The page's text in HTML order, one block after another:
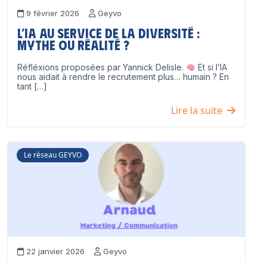
9 février 2026 Geyvo
L’IA au service de la diversité :
mythe ou réalité ?
Réfléxions proposées par Yannick Delisle.
Et si l’IA
nous aidait à rendre le recrutement plus… humain ? En
tant […]
Lire la suite
Le réseau GEYVO
22 janvier 2026 Geyvo